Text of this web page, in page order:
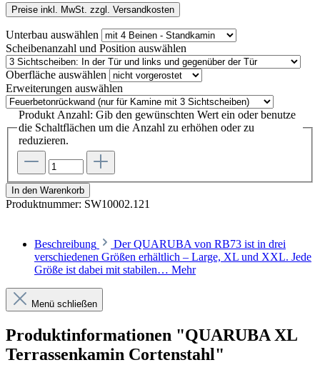
Preise inkl. MwSt. zzgl. Versandkosten
Unterbau auswählen
Scheibenanzahl und Position auswählen
Oberfläche auswählen
Erweiterungen auswählen
Produkt Anzahl: Gib den gewünschten Wert ein oder benutze
die Schaltflächen um die Anzahl zu erhöhen oder zu
reduzieren.
In den Warenkorb
Produktnummer: SW10002.121
Beschreibung
Der QUARUBA von RB73 ist in drei
verschiedenen Größen erhältlich – Large, XL und XXL. Jede
Größe ist dabei mit stabilen… Mehr
Menü schließen
Produktinformationen "QUARUBA XL
Terrassenkamin Cortenstahl"